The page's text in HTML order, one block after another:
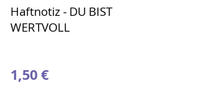
Haftnotiz - DU BIST
WERTVOLL
1,50 €